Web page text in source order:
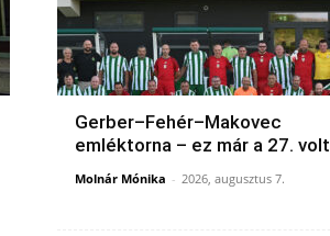
Gerber–Fehér–Makovec
emléktorna – ez már a 27. volt
Molnár Mónika - 2026, augusztus 7.